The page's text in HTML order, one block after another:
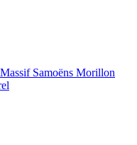
Samoëns Morillon